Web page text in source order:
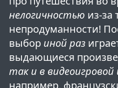
нелогичностью из-за
непродуманности!
выбор иной раз
выдающиеся
так и в
например,